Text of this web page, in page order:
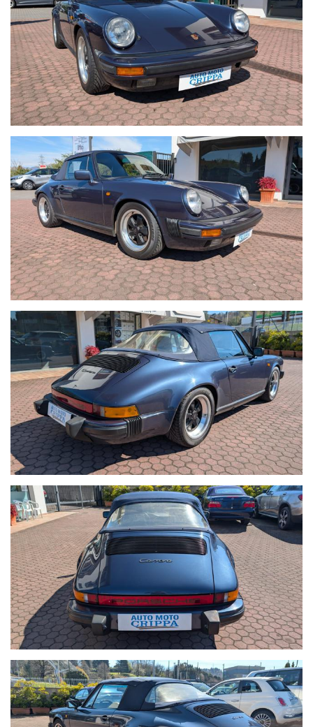
Tutte le nostre autovetture sono scrupolosamente
controllate dal nostro team di esperti, prima ancora di
essere proposte alla clientela. La provenienza è certificata,
così come il chilometraggio. Tutte le autovetture sono
coperte da garanzia come stabilito per legge.
Lavorando su diversi portali di comparazione annunci e
gestendo tutto tramite un unico sistema di multi-
pubblicazione, nonostante l’attenzione con la quale
cerchiamo di verificare i nostri annunci di vendita, vi
potrebbero essere involontarie incongruenze circa le
dotazioni e gli accessori della vettura, pertanto, che non
rappresentano vincolo contrattuale. Invitiamo pertanto la
gentile clientela a verificare l'equipaggiamento dell’auto
insieme a un Consulente commerciale per fugare eventuali
dubbi circa la dotazione dell’auto inserzionata.
La nostra officina con salone è presente da oltre 30 anni nel
settore ed è attrezzata per poter effettuare i tagliandi su
tutte le auto (di qualsiasi marca) fin dal primo giorno di vita
senza perdere la garanzia legale e anche tagliandi post-
garanzia.
Le attività che siamo in grado di offrire sono: officina,
elettrauto, gommista, riparazione condizionatori e cambi
automatici, revisioni ministeriali, impianti a GPL e metano,
antifurti, autoradio e satellitari, carrozzeria auto, servizio
carro attrezzi , sostituzione, riparazione e custodia di
pneumatici invernali/estivi, officina certificata per poter
effettuare tagliandi su tutte le auto (di qualsiasi marca) fin
dal primo giorno di vita senza perdere la garanzia legale e
anche tagliandi post-garanzia con l’utilizzo di ricambi
originali e con strumenti di diagnosi sempre aggiornati.